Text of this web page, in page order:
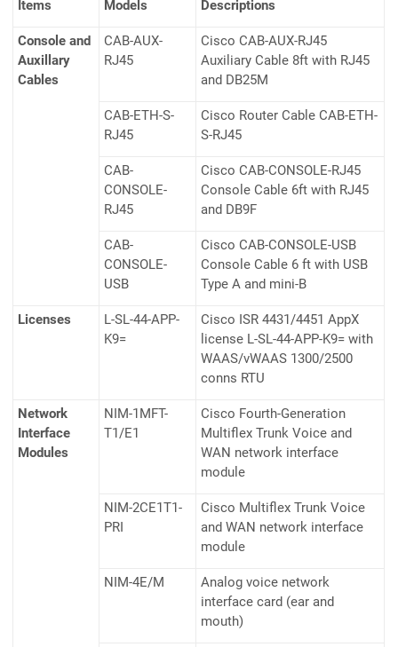
Items Models Descriptions
Console and
Auxillary
Cables
CAB-AUX-
RJ45
Cisco CAB-AUX-RJ45
Auxiliary Cable 8ft with RJ45
and DB25M
CAB-ETH-S-
RJ45
Cisco Router Cable CAB-ETH-
S-RJ45
CAB-
CONSOLE-
RJ45
Cisco CAB-CONSOLE-RJ45
Console Cable 6ft with RJ45
and DB9F
CAB-
CONSOLE-
USB
Cisco CAB-CONSOLE-USB
Console Cable 6 ft with USB
Type A and mini-B
Licenses
L-SL-44-APP-
K9=
Cisco ISR 4431/4451 AppX
license L-SL-44-APP-K9= with
WAAS/vWAAS 1300/2500
conns RTU
Network
Interface
Modules
NIM-1MFT-
T1/E1
Cisco Fourth-Generation
Multiflex Trunk Voice and
WAN network interface
module
NIM-2CE1T1-
PRI
Cisco Multiflex Trunk Voice
and WAN network interface
module
NIM-4E/M
Analog voice network
interface card (ear and
mouth)